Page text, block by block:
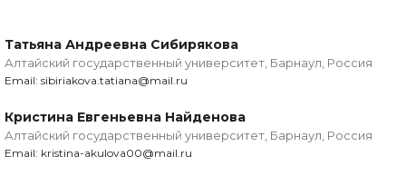
Татьяна Андреевна Сибирякова
Алтайский государственный университет, Барнаул, Россия
Email: sibiriakova.tatiana@mail.ru
Кристина Евгеньевна Найденова
Алтайский государственный университет, Барнаул, Россия
Email: kristina-akulova00@mail.ru